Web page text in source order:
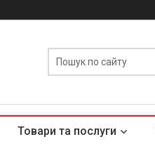
Товари та послуги